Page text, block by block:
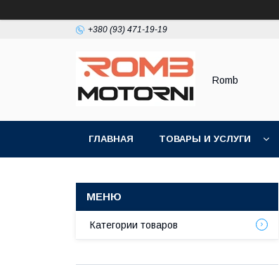
+380 (93) 471-19-19
Romb
ГЛАВНАЯ ТОВАРЫ И УСЛУГИ
Категории товаров